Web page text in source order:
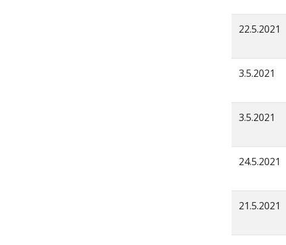
22.5.2021
3.5.2021
3.5.2021
24.5.2021
21.5.2021